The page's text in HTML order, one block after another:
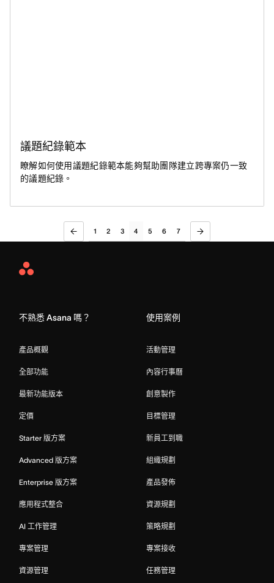
議題紀錄範本
瞭解如何使用議題紀錄範本能夠幫助團隊建立跨專案仍一致
的議題紀錄。
1 2 3 4 5 6 7
Asana
不熟悉 Asana 嗎？
產品概觀
全部功能
最新功能版本
定價
Starter 版方案
Advanced 版方案
Enterprise 版方案
應用程式整合
AI 工作管理
專案管理
資源管理
使用案例
活動管理
內容行事曆
創意製作
目標管理
新員工到職
組織規劃
產品發佈
資源規劃
策略規劃
專案接收
任務管理